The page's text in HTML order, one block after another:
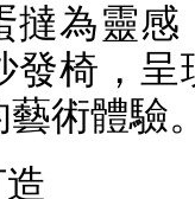
撻為靈感
發椅，呈
術體驗